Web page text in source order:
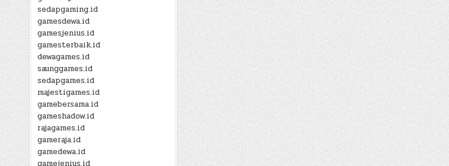
sedapgaming.id
gamesdewa.id
gamesjenius.id
gamesterbaik.id
dewagames.id
saunggames.id
sedapgames.id
majestigames.id
gamebersama.id
gameshadow.id
rajagames.id
gameraja.id
gamedewa.id
gamejenius.id